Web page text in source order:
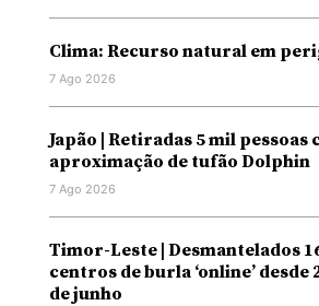
Clima: Recurso natural em
7 Ago 2026
Japão | Retiradas 5 mil pessoas
aproximação de tufão Dolphin
7 Ago 2026
Timor-Leste | Desmantelados
centros de burla ‘online’ desde
de junho